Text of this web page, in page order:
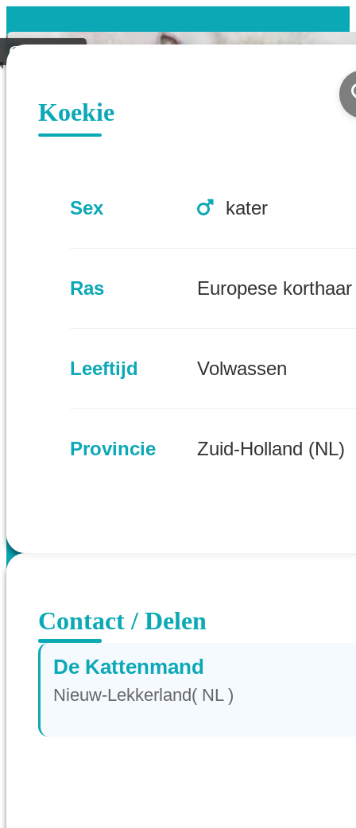
Geplaatst
Koekie
Sex kater
Ras Europese korthaar
Leeftijd Volwassen
Provincie Zuid-Holland (NL)
Contact / Delen
De Kattenmand
Nieuw-Lekkerland( NL )